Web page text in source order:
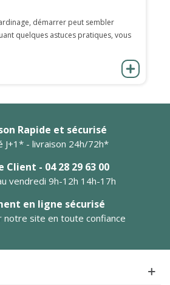
démarrer peut sembler
quelques astuces pratiques, vous
Rapide et sécurisé
J+1* - livraison 24h/72h*
Client - 04 28 29 63 00
vendredi 9h-12h 14h-17h
en ligne sécurisé
notre site en toute confiance